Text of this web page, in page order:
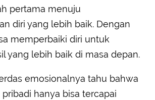
pertama menuju
diri yang lebih baik. Dengan
memperbaiki diri untuk
yang lebih baik di masa depan.
emosionalnya tahu bahwa
hanya bisa tercapai